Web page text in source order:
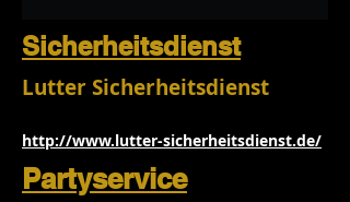
Sicherheitsdienst
Lutter Sicherheitsdienst
http://www.lutter-sicherheitsdienst.de/
Partyservice